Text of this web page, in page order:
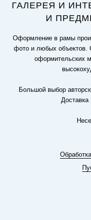
ГАЛЕРЕЯ И
И
Оформление в рамы
фото и любых объектов.
оформительских
Большой выбор